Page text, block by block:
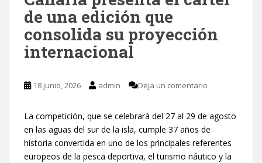
de una edición que
consolida su proyección
internacional
18 junio, 2026 admin Deja un comentario
La competición, que se celebrará del 27 al 29 de agosto
en las aguas del sur de la isla, cumple 37 años de
historia convertida en uno de los principales referentes
europeos de la pesca deportiva, el turismo náutico y la